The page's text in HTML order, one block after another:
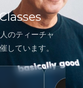
のティーチャ
しています。